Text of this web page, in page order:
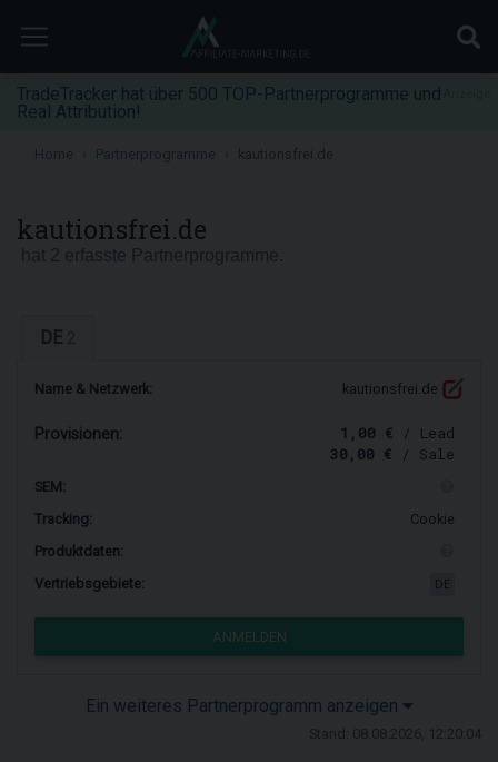
TradeTracker hat über 500 TOP-Partnerprogramme und
Real Attribution!
Home Partnerprogramme
kautionsfrei.de
DE
Name & Netzwerk: kautionsfrei.de
Provisionen: 1,00 € / Lead
30,00 € / Sale
SEM:
Tracking:
Cookie
Produktdaten:
Vertriebsgebiete:
ANMELDEN
Ein weiteres Partnerprogramm anzeigen